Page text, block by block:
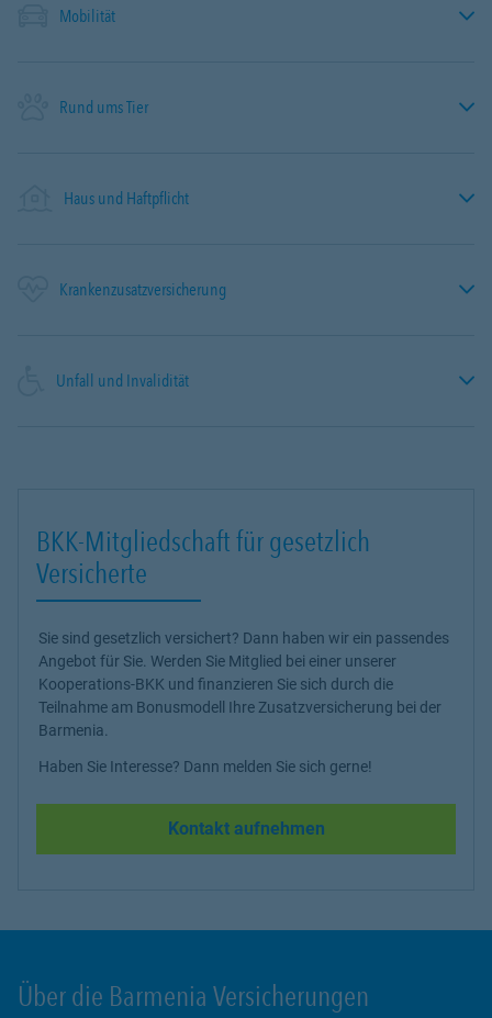
Mobilität
Rund ums Tier
Haus und Haftpflicht
Krankenzusatzversicherung
Unfall und Invalidität
BKK-Mitgliedschaft für gesetzlich
Versicherte
Sie sind gesetzlich versichert? Dann haben wir ein passendes
Angebot für Sie. Werden Sie Mitglied bei einer unserer
Kooperations-BKK und finanzieren Sie sich durch die
Teilnahme am Bonusmodell Ihre Zusatzversicherung bei der
Barmenia.
Haben Sie Interesse? Dann melden Sie sich gerne!
Kontakt aufnehmen
Über die Barmenia Versicherungen